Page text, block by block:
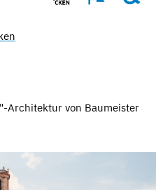
Architektur von Baumeister